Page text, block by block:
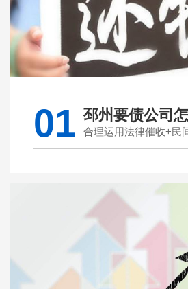
01 邳州要债公司
合理运用法律催收+民